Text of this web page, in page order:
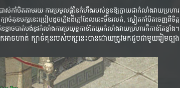
ាស់កាំបិតតាមរយៈការប្រមូលផ្តុំនៃកំហឹងរបស់ខ្លួន​ឱ្យ​ក្លាយ​ជា​កំលាំង​វាយ​ប្រហារ​
បាច់​គុន​បក្ស​នេះ​ប្រៀប​ដូច​ភ្លើង​ដ៏​ក្តៅ​ដែល​ឆេះ​មិន​រលត់​, ស្នៀត​កាំ​បិត​ចេញ​ពី​ចិត្ត​
ខ្លាច​​បាត់​​បង់​​នូវ​​កំលាំង​​​ការ​​ប្រយុទ្ធ​​កាន់​​តែ​​យូរ​​កំលាំង​​​វាយ​ប្រហារ​​ក៏​កាន់​​តែ​​ខ្លាំង​​។
អាច​​ហាត់​ ក្បាច់​គុន​របស់​បក្សនេះ​បានដោយ​​​​ត្រូវ​មក​ជួប​ជា​មួយរៀម​ច្បង​